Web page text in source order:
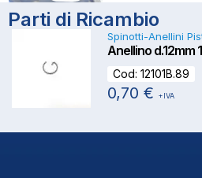
Parti di Ricambio
Spinotti-Anellini
Anellino d.12mm
Cod: 12101B.89
0,70 € +IVA